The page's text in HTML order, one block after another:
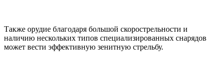
Также орудие благодаря большой скорострельности и
наличию нескольких типов специализированных снарядов
может вести эффективную зенитную стрельбу.